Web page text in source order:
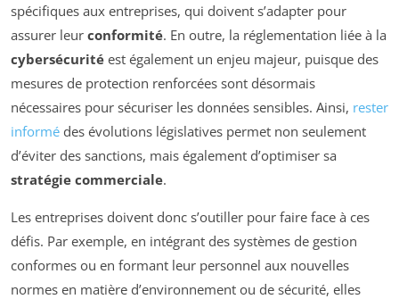
spécifiques aux entreprises, qui doivent s’adapter pour
assurer leur conformité. En outre, la réglementation liée à la
cybersécurité est également un enjeu majeur, puisque des
mesures de protection renforcées sont désormais
nécessaires pour sécuriser les données sensibles. Ainsi, rester
informé des évolutions législatives permet non seulement
d’éviter des sanctions, mais également d’optimiser sa
stratégie commerciale.
Les entreprises doivent donc s’outiller pour faire face à ces
défis. Par exemple, en intégrant des systèmes de gestion
conformes ou en formant leur personnel aux nouvelles
normes en matière d’environnement ou de sécurité, elles